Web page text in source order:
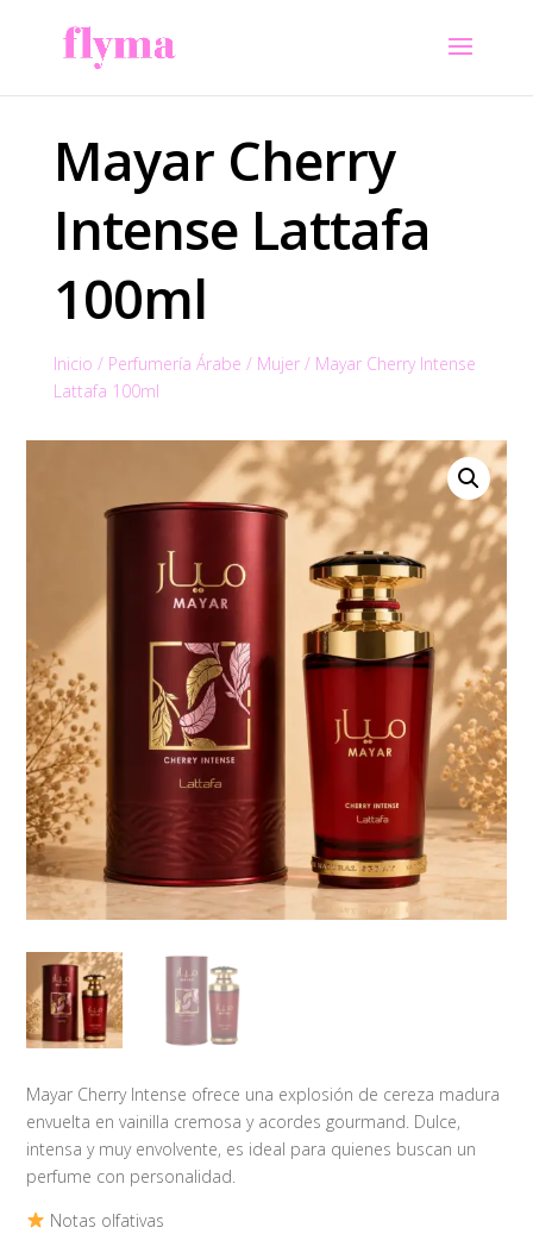
Mayar Cherry
Intense Lattafa
100ml
Inicio / Perfumería Árabe / Mujer/ Mayar Cherry Intense
Lattafa 100ml
Mayar Cherry Intense ofrece una explosión de cereza madura
envuelta en vainilla cremosa y acordes gourmand. Dulce,
intensa y muy envolvente, es ideal para quienes buscan un
perfume con personalidad.
Notas olfativas